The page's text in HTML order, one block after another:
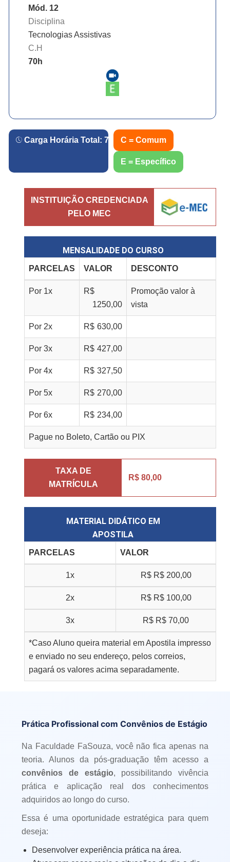
Mód. 12
Disciplina
Tecnologias Assistivas
C.H
70h
Carga Horária Total: 720 h.
C = Comum
E = Específico
INSTITUIÇÃO CREDENCIADA
PELO MEC
MENSALIDADE DO CURSO
PARCELAS VALOR DESCONTO
Por 1x
R$
1250,00
Promoção valor à
vista
Por 2x R$ 630,00
Por 3x R$ 427,00
Por 4x R$ 327,50
Por 5x R$ 270,00
Por 6x R$ 234,00
Pague no Boleto, Cartão ou PIX
TAXA DE
MATRÍCULA
R$ 80,00
MATERIAL DIDÁTICO EM
APOSTILA
PARCELAS VALOR
1x R$ R$ 200,00
2x R$ R$ 100,00
3x R$ R$ 70,00
*Caso Aluno queira material em Apostila impresso
e enviado no seu endereço, pelos correios,
pagará os valores acima separadamente.
Prática Profissional com Convênios de Estágio
Na Faculdade FaSouza, você não fica apenas na
teoria. Alunos da pós-graduação têm acesso a
convênios de estágio, possibilitando vivência
prática e aplicação real dos conhecimentos
adquiridos ao longo do curso.
Essa é uma oportunidade estratégica para quem
deseja:
Desenvolver experiência prática na área.